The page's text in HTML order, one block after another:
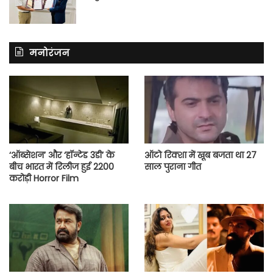
मनोरंजन
‘ऑब्सेशन’ और ‘हॉन्टेड 3डी’ के
बीच भारत में रिलीज हुई 2200
करोड़ी Horror Film
ऑटो रिक्शा में खूब बजता था 27
साल पुराना गीत